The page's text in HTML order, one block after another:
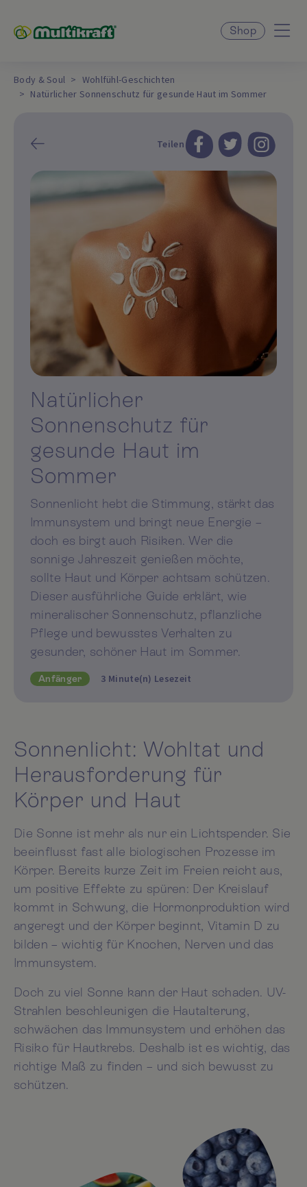
Shop
Body & Soul
Wohlfühl-Geschichten
Natürlicher Sonnenschutz für gesunde Haut im Sommer
Teilen
Natürlicher
Sonnenschutz für
gesunde Haut im
Sommer
Sonnenlicht hebt die Stimmung, stärkt das
Immunsystem und bringt neue Energie –
doch es birgt auch Risiken. Wer die
sonnige Jahreszeit genießen möchte,
sollte Haut und Körper achtsam schützen.
Dieser ausführliche Guide erklärt, wie
mineralischer Sonnenschutz, pflanzliche
Pflege und bewusstes Verhalten zu
gesunder, schöner Haut im Sommer.
Anfänger 3 Minute(n) Lesezeit
Sonnenlicht: Wohltat und
Herausforderung für
Körper und Haut
Die Sonne ist mehr als nur ein Lichtspender. Sie
beeinflusst fast alle biologischen Prozesse im
Körper. Bereits kurze Zeit im Freien reicht aus,
um positive Effekte zu spüren: Der Kreislauf
kommt in Schwung, die Hormonproduktion wird
angeregt und der Körper beginnt, Vitamin D zu
bilden – wichtig für Knochen, Nerven und das
Immunsystem.
Doch zu viel Sonne kann der Haut schaden. UV-
Strahlen beschleunigen die Hautalterung,
schwächen das Immunsystem und erhöhen das
Risiko für Hautkrebs. Deshalb ist es wichtig, das
richtige Maß zu finden – und sich bewusst zu
schützen.